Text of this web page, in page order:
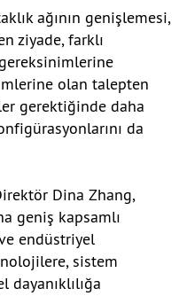
ağının genişlemesi,
ziyade, farklı
olan talepten
gerektiğinde daha
da
Dina Zhang,
geniş kapsamlı
endüstriyel
sistem